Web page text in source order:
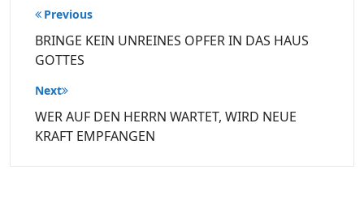
Beitragsnavigation
Previous
BRINGE KEIN UNREINES OPFER IN DAS HAUS
GOTTES
Next
WER AUF DEN HERRN WARTET, WIRD NEUE
KRAFT EMPFANGEN